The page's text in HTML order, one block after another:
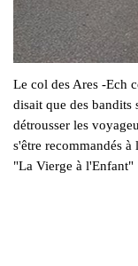
Le col des Ares -Ech
disait que des bandits
détrousser les
s'être recommandés
"La Vierge à l'Enfant"